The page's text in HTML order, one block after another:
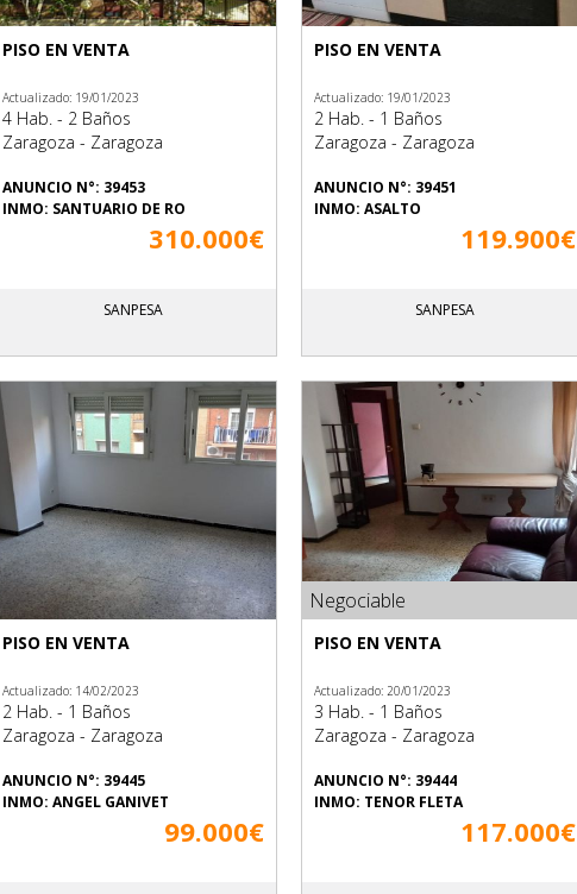
PISO EN VENTA
Actualizado: 19/01/2023
4 Hab. - 2 Baños
Zaragoza - Zaragoza
ANUNCIO N°: 39453
INMO: SANTUARIO DE RO
310.000€
SANPESA
PISO EN VENTA
Actualizado: 19/01/2023
2 Hab. - 1 Baños
Zaragoza - Zaragoza
ANUNCIO N°: 39451
INMO: ASALTO
119.900€
SANPESA
PISO EN VENTA
Actualizado: 14/02/2023
2 Hab. - 1 Baños
Zaragoza - Zaragoza
ANUNCIO N°: 39445
INMO: ANGEL GANIVET
99.000€
PISO EN VENTA
Actualizado: 20/01/2023
3 Hab. - 1 Baños
Zaragoza - Zaragoza
ANUNCIO N°: 39444
INMO: TENOR FLETA
117.000€
Negociable